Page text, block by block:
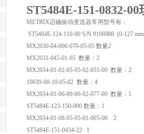
ST5484E-151-0832-
METRIX迈确振动变送器常用型号有：
ST5484E-124-110-00 S/N 9106986. (0-127
MX2030-04-000-070-05-05 数量2
MX2031-045-01-05 数量：2
MX2034-01-02-05-05-02-051-00 数量：2
10039-00-10-05-02 数量：4
MX2034-01-06-09-06-02-077-00 数量：1
ST5484E-123-150-000 数量：1
MX2034-01-08-05-05-01-005-00 2
ST5484E-151-0434-22 1